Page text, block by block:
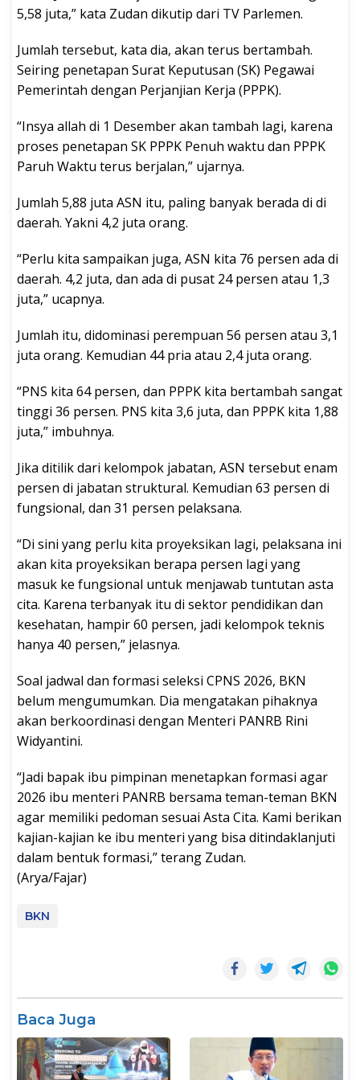
5,58 juta,” kata Zudan dikutip dari TV Parlemen.
Jumlah tersebut, kata dia, akan terus bertambah.
Seiring penetapan Surat Keputusan (SK) Pegawai
Pemerintah dengan Perjanjian Kerja (PPPK).
“Insya allah di 1 Desember akan tambah lagi, karena
proses penetapan SK PPPK Penuh waktu dan PPPK
Paruh Waktu terus berjalan,” ujarnya.
Jumlah 5,88 juta ASN itu, paling banyak berada di di
daerah. Yakni 4,2 juta orang.
“Perlu kita sampaikan juga, ASN kita 76 persen ada di
daerah. 4,2 juta, dan ada di pusat 24 persen atau 1,3
juta,” ucapnya.
Jumlah itu, didominasi perempuan 56 persen atau 3,1
juta orang. Kemudian 44 pria atau 2,4 juta orang.
“PNS kita 64 persen, dan PPPK kita bertambah sangat
tinggi 36 persen. PNS kita 3,6 juta, dan PPPK kita 1,88
juta,” imbuhnya.
Jika ditilik dari kelompok jabatan, ASN tersebut enam
persen di jabatan struktural. Kemudian 63 persen di
fungsional, dan 31 persen pelaksana.
“Di sini yang perlu kita proyeksikan lagi, pelaksana ini
akan kita proyeksikan berapa persen lagi yang
masuk ke fungsional untuk menjawab tuntutan asta
cita. Karena terbanyak itu di sektor pendidikan dan
kesehatan, hampir 60 persen, jadi kelompok teknis
hanya 40 persen,” jelasnya.
Soal jadwal dan formasi seleksi CPNS 2026, BKN
belum mengumumkan. Dia mengatakan pihaknya
akan berkoordinasi dengan Menteri PANRB Rini
Widyantini.
“Jadi bapak ibu pimpinan menetapkan formasi agar
2026 ibu menteri PANRB bersama teman-teman BKN
agar memiliki pedoman sesuai Asta Cita. Kami berikan
kajian-kajian ke ibu menteri yang bisa ditindaklanjuti
dalam bentuk formasi,” terang Zudan.
(Arya/Fajar)
BKN
Baca Juga